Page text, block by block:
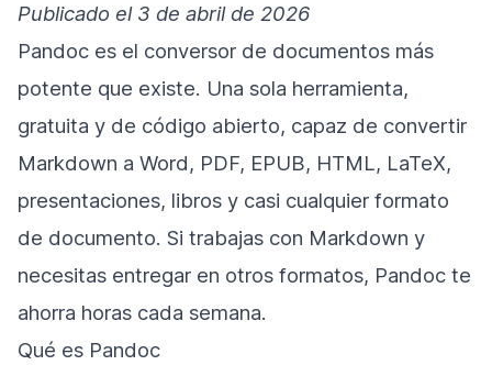
Publicado el 3 de abril de 2026
Pandoc es el conversor de documentos más
potente que existe. Una sola herramienta,
gratuita y de código abierto, capaz de convertir
Markdown a Word, PDF, EPUB, HTML, LaTeX,
presentaciones, libros y casi cualquier formato
de documento. Si trabajas con Markdown y
necesitas entregar en otros formatos, Pandoc te
ahorra horas cada semana.
Qué es Pandoc